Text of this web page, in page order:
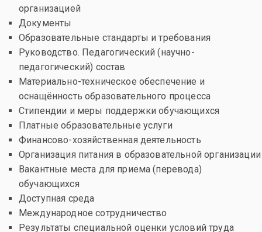
организацией
Документы
Образовательные стандарты и требования
Руководство. Педагогический (научно-
педагогический) состав
Материально-техническое обеспечение и
оснащённость образовательного процесса
Стипендии и меры поддержки обучающихся
Платные образовательные услуги
Финансово-хозяйственная деятельность
Организация питания в образовательной организации
Вакантные места для приема (перевода)
обучающихся
Доступная среда
Международное сотрудничество
Результаты специальной оценки условий труда